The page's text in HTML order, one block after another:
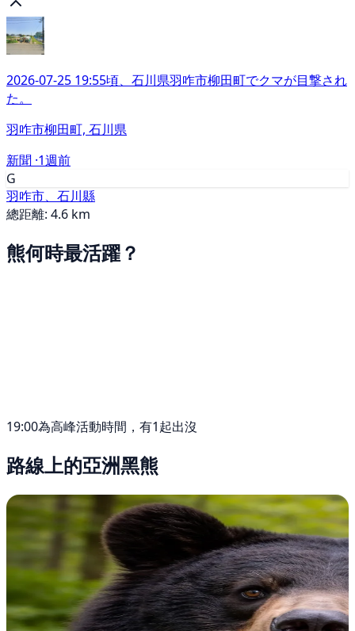
2026-07-25 19:55頃、石川県羽咋市柳田町でクマが目撃され
た。
羽咋市柳田町, 石川県
新聞 ·1週前
G
羽咋市、石川縣
總距離: 4.6 km
熊何時最活躍？
19:00為高峰活動時間，有1起出沒
路線上的亞洲黑熊